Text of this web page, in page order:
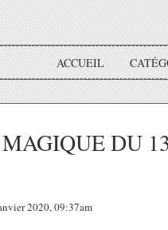
ACCUEIL
DU
2020, 09:37am